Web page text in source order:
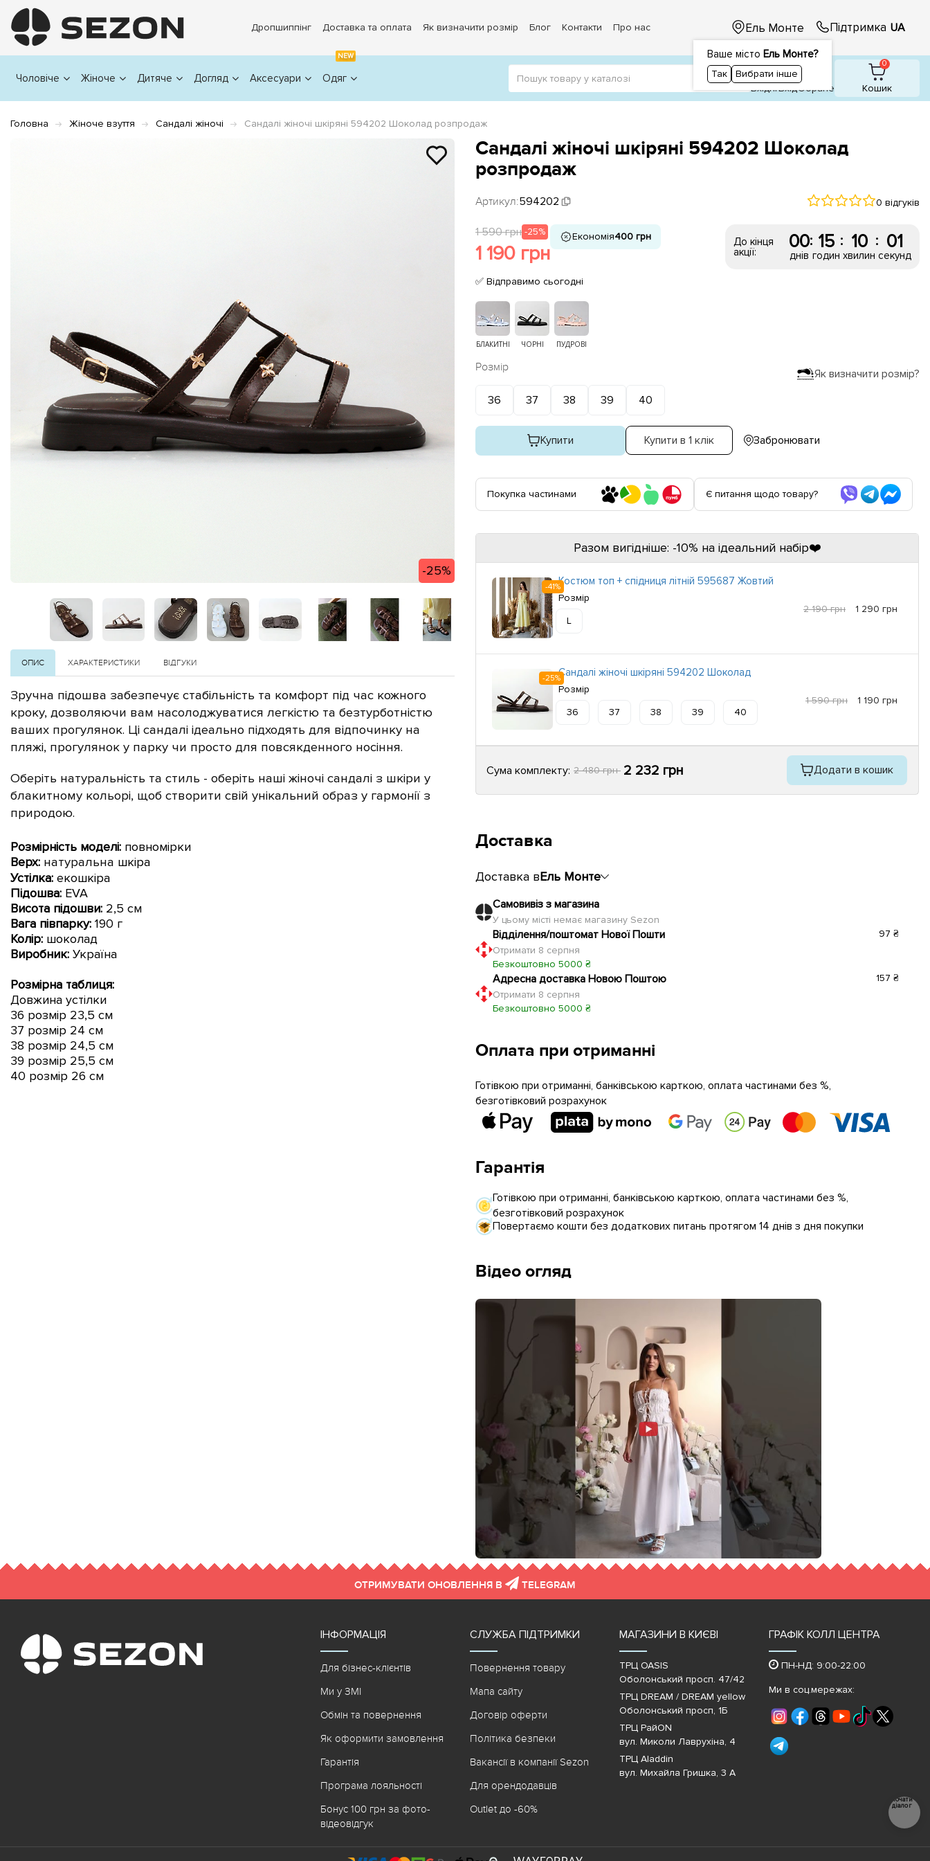
Дропшиппінг Доставка та оплата Як визначити розмір Блог Контакти Про нас Ель Монте
Ваше місто Ель Монте?
Так Вибрати інше
Підтримка UA
Чоловіче Жіноче Дитяче Догляд Аксесуари
NEW
Одяг
1
ВхідніВхiдОбране
0
Кошик
Головна Жіноче взуття Сандалі жіночі Сандалі жіночі шкіряні 594202 Шоколад розпродаж
-25%
Сандалі жіночі шкіряні 594202 Шоколад
розпродаж
Артикул:594202 0 відгуків
1 590 грн -25%
1 190 грн
Економія400 грн
До кінця
акції:
00
днів
: 15
годин
: 10
хвилин
: 00
секунд
✅ Відправимо сьогодні
БЛАКИТНІ ЧОРНІ ПУДРОВІ
Як визначити розмір?
Розмір
36 37 38 39 40
Купити Купити в 1 клік Забронювати
Покупка частинами Є питання щодо товару?
Разом вигідніше: -10% на ідеальний набір❤️
-41%Костюм топ + спідниця літній 595687 Жовтий
Розмір
L
2 190 грн 1 290 грн
-25%Сандалі жіночі шкіряні 594202 Шоколад
Розмір
36
37 38 39 40
1 590 грн 1 190 грн
Сума комплекту: 2 480 грн 2 232 грн Додати в кошик
Доставка
Доставка вЕль Монте
Самовивіз з магазина
У цьому місті немає магазину Sezon
Відділення/поштомат Нової Пошти
Отримати 8 серпня
Безкоштовно 5000 ₴
97 ₴
Адресна доставка Новою Поштою
Отримати 8 серпня
Безкоштовно 5000 ₴
157 ₴
Оплата при отриманні
Готівкою при отриманні, банківською карткою, оплата частинами без %,
безготівковий розрахунок
Гарантія
Готівкою при отриманні, банківською карткою, оплата частинами без %,
безготівковий розрахунок
Повертаємо кошти без додаткових питань протягом 14 днів з дня покупки
Відео огляд
ОПИС ХАРАКТЕРИСТИКИ ВІДГУКИ
Зручна підошва забезпечує стабільність та комфорт під час кожного
кроку, дозволяючи вам насолоджуватися легкістю та безтурботністю
ваших прогулянок. Ці сандалі ідеально підходять для відпочинку на
пляжі, прогулянок у парку чи просто для повсякденного носіння.
Оберіть натуральність та стиль - оберіть наші жіночі сандалі з шкіри у
блакитному кольорі, щоб створити свій унікальний образ у гармонії з
природою.
Розмірність моделі: повномірки
Верх: натуральна шкіра
Устілка: екошкіра
Підошва: EVA
Висота підошви: 2,5 см
Вага півпарку: 190 г
Колір: шоколад
Виробник: Україна
Розмірна таблиця:
Довжина устілки
36 розмір 23,5 см
37 розмір 24 см
38 розмір 24,5 см
39 розмір 25,5 см
40 розмір 26 см
ОТРИМУВАТИ ОНОВЛЕННЯ В TELEGRAM
ІНФОРМАЦІЯ
Для бізнес-клієнтів
Ми у ЗМІ
Обмін та повернення
Як оформити замовлення
Гарантія
Програма лояльності
Бонус 100 грн за фото-
відеовідгук
СЛУЖБА ПІДТРИМКИ
Повернення товару
Мапа сайту
Договір оферти
Політика безпеки
Вакансії в компанії Sezon
Для орендодавців
Outlet до -60%
МАГАЗИНИ В КИЄВІ
ТРЦ OASIS
Оболонський просп. 47/42
ТРЦ DREAM / DREAM yellow
Оболонський просп, 1Б
ТРЦ РайON
вул. Миколи Лаврухіна, 4
ТРЦ Aladdin
вул. Михайла Гришка, 3 А
ГРАФІК КОЛЛ ЦЕНТРА
ПН-НД: 9:00-22:00
Ми в соц.мережах:
Почати
діалог